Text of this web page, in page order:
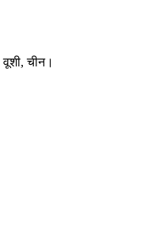
चीन।